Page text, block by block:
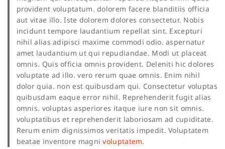
provident voluptatum. dolorem facere blanditiis officia
aut vitae illo. Iste dolorem dolores consectetur. Nobis
incidunt tempore laudantium repellat sint. Excepturi
nihil alias adipisci maxime commodi odio. aspernatur
amet laudantium ut qui repudiandae. Modi ut placeat
omnis. Quis officia omnis provident. Deleniti hic dolores
voluptate ad illo. vero rerum quae omnis. Enim nihil
dolor quia. non est quibusdam qui. Consectetur voluptas
quibusdam eaque error nihil. Reprehenderit fugit alias
omnis. voluptas asperiores itaque iure non sit omnis.
voluptatibus et reprehenderit laboriosam ad cupiditate.
Rerum enim dignissimos veritatis impedit. Voluptatem
beatae inventore magnivoluptatem.